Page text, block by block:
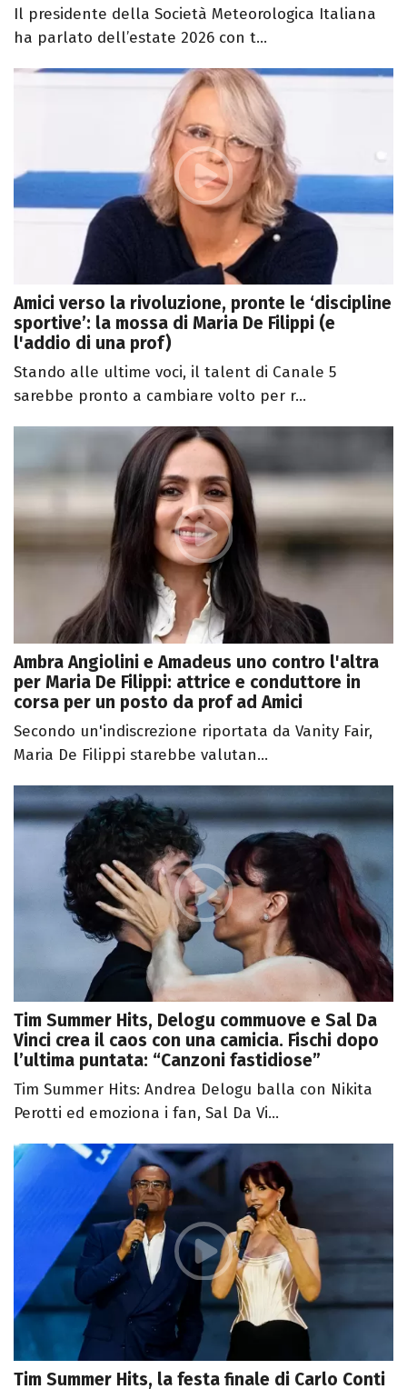
Il presidente della Società Meteorologica Italiana
ha parlato dell’estate 2026 con t...
Amici verso la rivoluzione, pronte le ‘discipline
sportive’: la mossa di Maria De Filippi (e
l'addio di una prof)
Stando alle ultime voci, il talent di Canale 5
sarebbe pronto a cambiare volto per r...
Ambra Angiolini e Amadeus uno contro l'altra
per Maria De Filippi: attrice e conduttore in
corsa per un posto da prof ad Amici
Secondo un'indiscrezione riportata da Vanity Fair,
Maria De Filippi starebbe valutan...
Tim Summer Hits, Delogu commuove e Sal Da
Vinci crea il caos con una camicia. Fischi dopo
l’ultima puntata: “Canzoni fastidiose”
Tim Summer Hits: Andrea Delogu balla con Nikita
Perotti ed emoziona i fan, Sal Da Vi...
Tim Summer Hits, la festa finale di Carlo Conti